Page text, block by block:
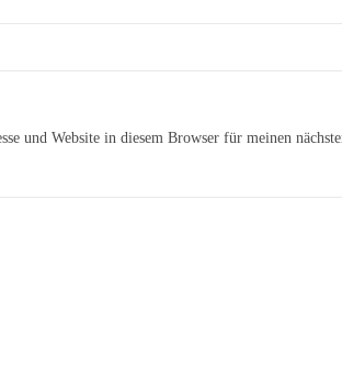
und Website in diesem Browser für meinen